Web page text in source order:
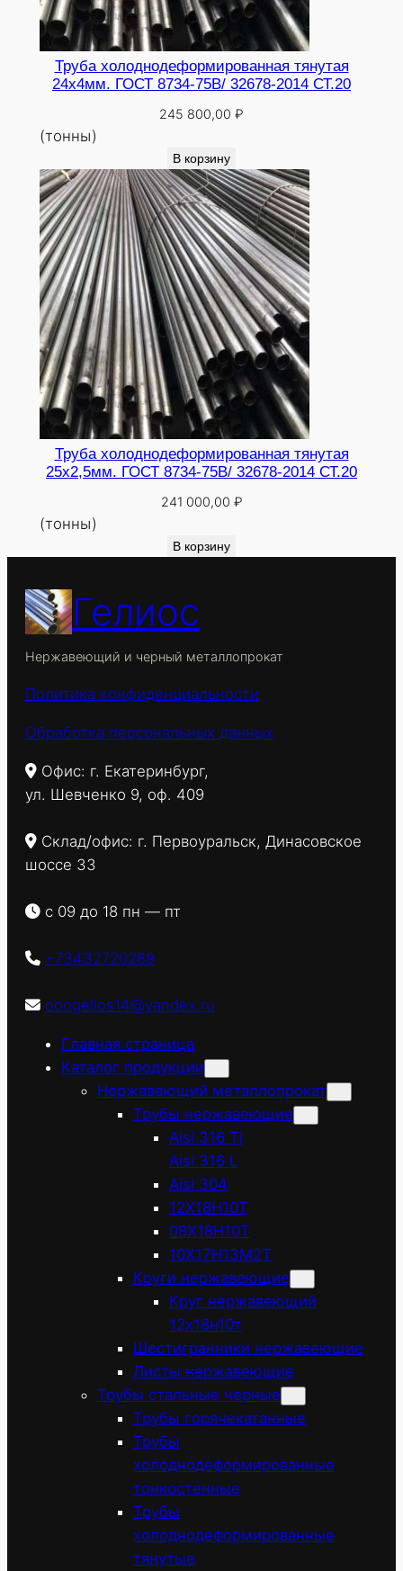
Труба холоднодеформированная тянутая
24х4мм. ГОСТ 8734-75В/ 32678-2014 СТ.20
245 800,00 ₽
(тонны)
В корзину
Труба холоднодеформированная тянутая
25х2,5мм. ГОСТ 8734-75В/ 32678-2014 СТ.20
241 000,00 ₽
(тонны)
В корзину
Гелиос
Нержавеющий и черный металлопрокат
Политика конфиденциальности
Обработка персональных данных
Офис: г. Екатеринбург,
ул. Шевченко 9, оф. 409
Склад/офис: г. Первоуральск, Динасовское
шоссе 33
с 09 до 18 пн — пт
+73432720289
ooogelios14@yandex.ru
Главная страница
Каталог продукции
Нержавеющий металлопрокат
Трубы нержавеющие
Aisi 316 Ti
Aisi 316 L
Aisi 304
12Х18Н10Т
08Х18Н10Т
10Х17Н13М2Т
Круги нержавеющие
Круг нержавеющий
12х18н10т
Шестигранники нержавеющие
Листы нержавеющие
Трубы стальные черные
Трубы горячекатанные
Трубы
холоднодеформированные
тонкостенные
Трубы
холоднодеформированные
тянутые